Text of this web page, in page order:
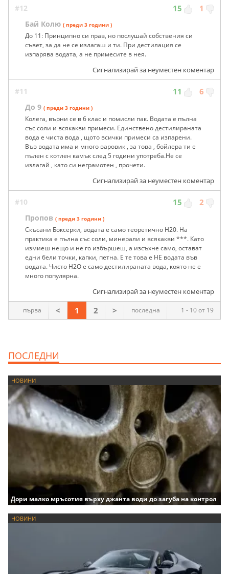
#12 15 1
Бай Колю ( преди 3 години )
До 11: Принципно си прав, но послушай собствения си
съвет, за да не се излагаш и ти. При дестилация се
изпарява водата, а не примесите в нея.
Сигнализирай за неуместен коментар
#11 11 6
До 9 ( преди 3 години )
Колега, върни се в 6 клас и помисли пак. Водата е пълна
със соли и всякакви примеси. Единствено дестилираната
вода е чиста вода , щото всички примеси са изпарени.
Във водата има и много варовик , за това , бойлера ти е
пълен с котлен камък след 5 години употреба.Не се
излагай , като си неграмотен , прочети.
Сигнализирай за неуместен коментар
#10 15 2
Пропов ( преди 3 години )
Скъсани Боксерки, водата е само теоретично H20. На
практика е пълна със соли, минерали и всякакви ***. Като
измиеш нещо и не го избършеш, а изсъхне само, остават
едни бели точки, капки, петна. Е те това е НЕ водата във
водата. Чисто H2O е само дестилираната вода, която не е
много популярна.
Сигнализирай за неуместен коментар
1 - 10 от 19
първа < 1 2 > последна
ПОСЛЕДНИ
НОВИНИ
Дори малко мръсотия върху джанта води до загуба на контрол
НОВИНИ